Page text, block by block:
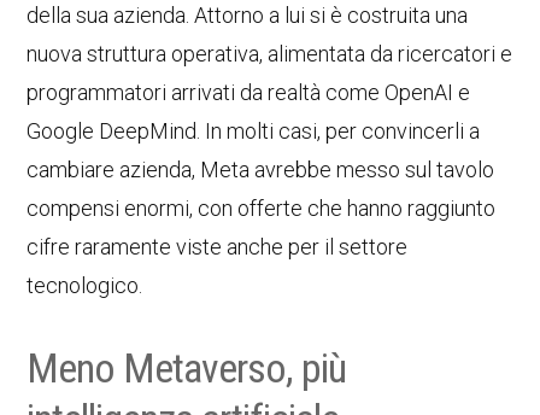
della sua azienda. Attorno a lui si è costruita una
nuova struttura operativa, alimentata da ricercatori e
programmatori arrivati da realtà come OpenAI e
Google DeepMind. In molti casi, per convincerli a
cambiare azienda, Meta avrebbe messo sul tavolo
compensi enormi, con offerte che hanno raggiunto
cifre raramente viste anche per il settore
tecnologico.
Meno Metaverso, più